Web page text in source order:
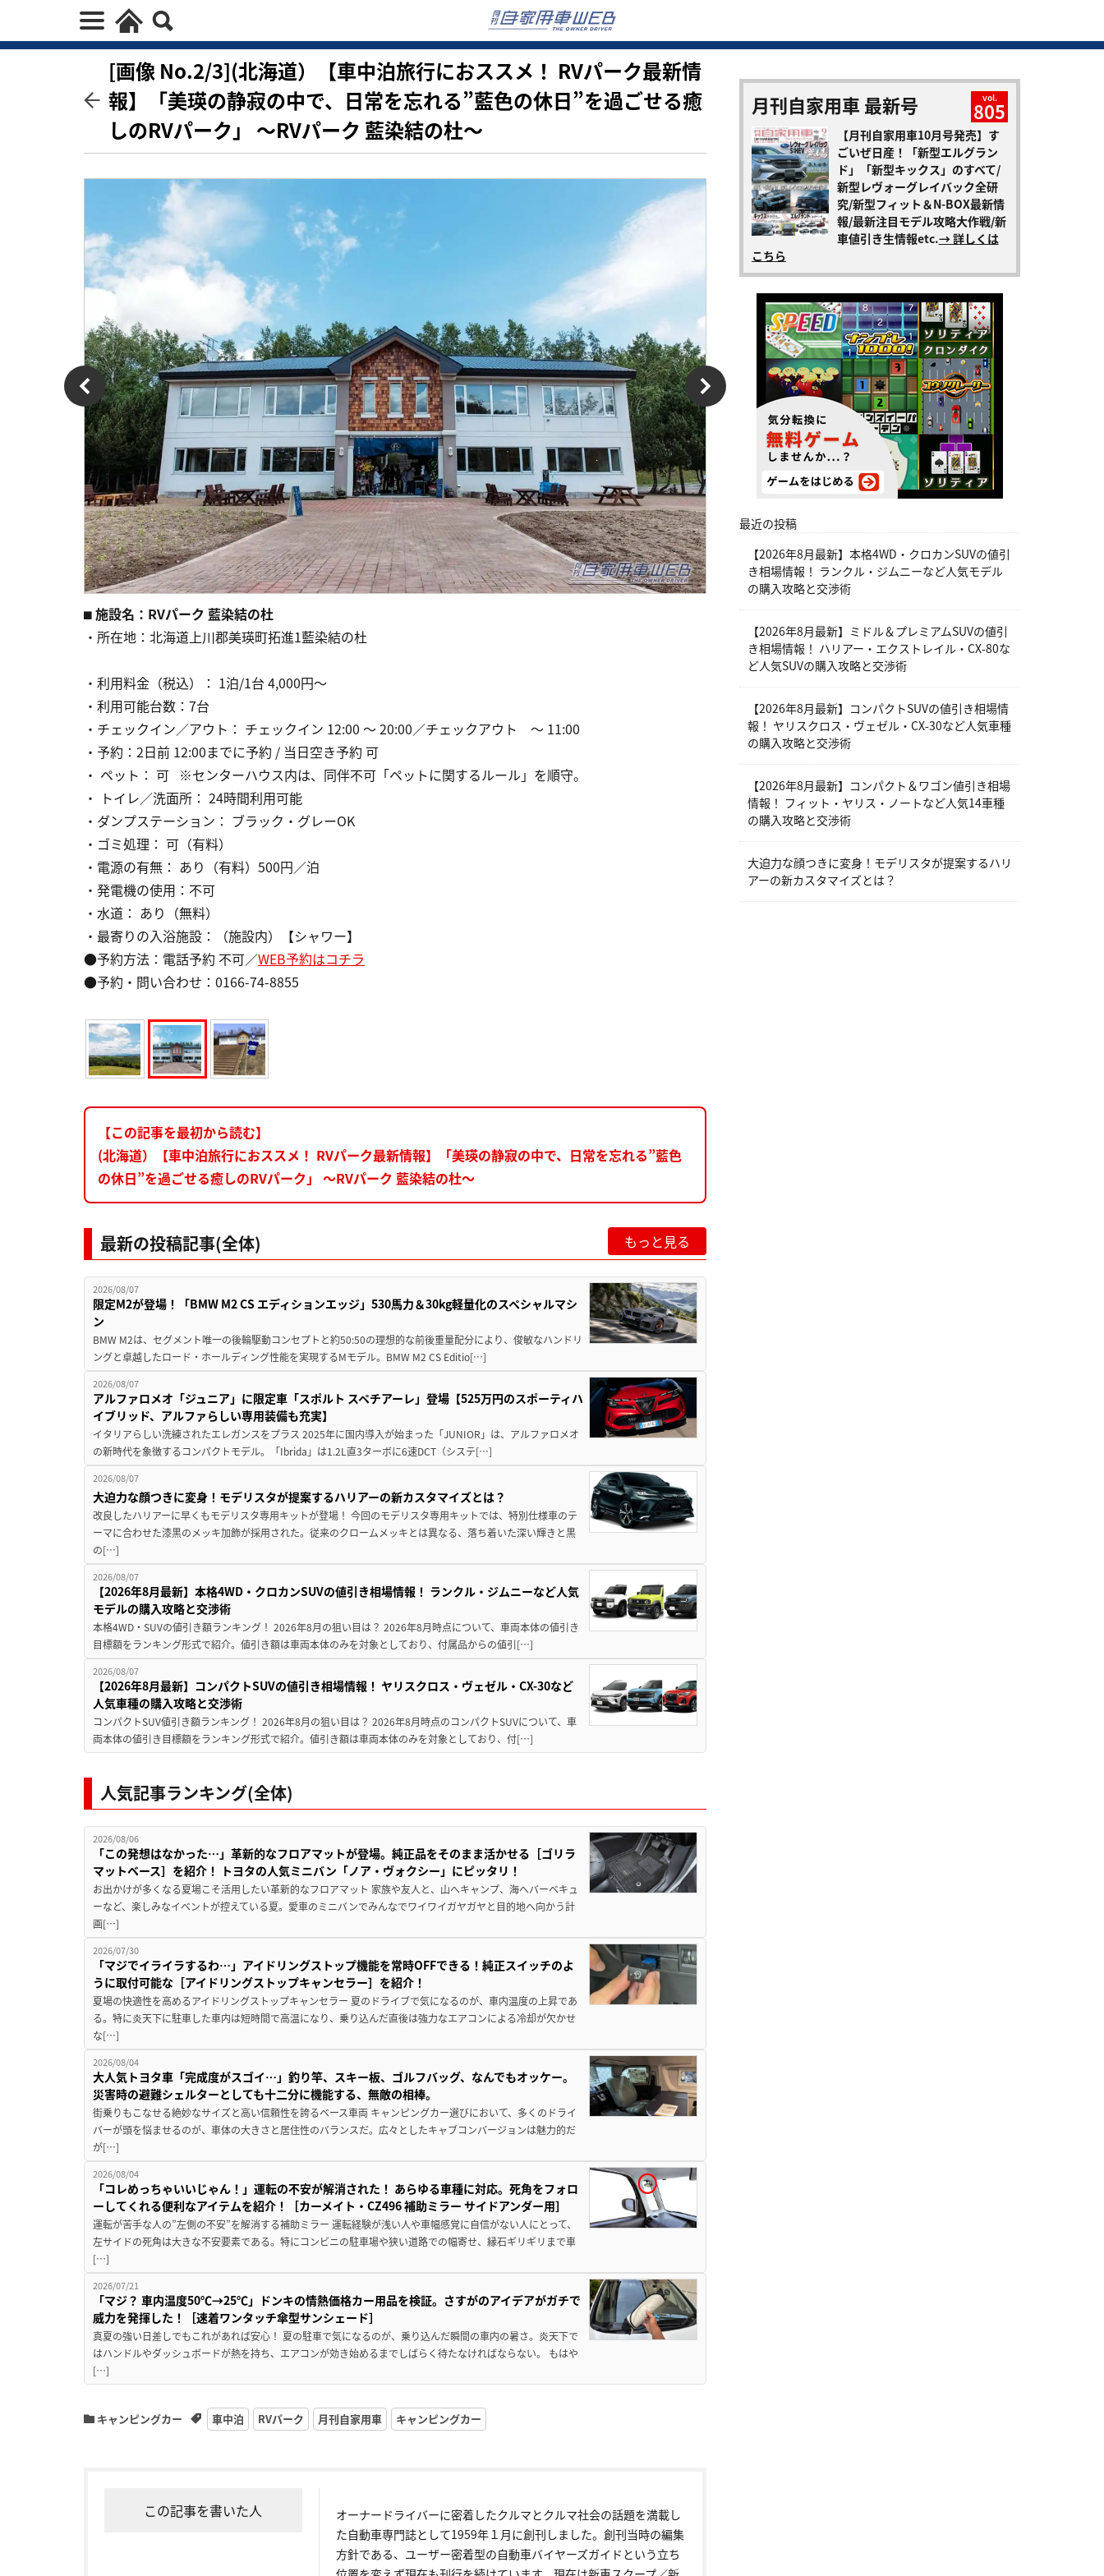
[画像 No.2/3](北海道）【車中泊旅行におススメ！ RVパーク最新情
報】「美瑛の静寂の中で、日常を忘れる”藍色の休日”を過ごせる癒
しのRVパーク」 ～RVパーク 藍染結の杜～
⬛︎施設名： RVパーク 藍染結の杜
・所在地：北海道上川郡美瑛町拓進1藍染結の杜
・利用料金（税込）： 1泊/1台 4,000円～
・利用可能台数：7台
・チェックイン／アウト： チェックイン 12:00 ～ 20:00／チェックアウト ～ 11:00
・予約：2日前 12:00までに予約 / 当日空き予約 可
・ ペット： 可 ※センターハウス内は、同伴不可「ペットに関するルール」を順守。
・ トイレ／洗面所： 24時間利用可能
・ダンプステーション： ブラック・グレーOK
・ゴミ処理： 可（有料）
・電源の有無： あり（有料）500円／泊
・発電機の使用：不可
・水道： あり（無料）
・最寄りの入浴施設：（施設内）【シャワー】
●予約方法：電話予約 不可／WEB予約はコチラ
●予約・問い合わせ：0166-74-8855
【この記事を最初から読む】
(北海道）【車中泊旅行におススメ！ RVパーク最新情報】「美瑛の静寂の中で、日常を忘れる”藍色
の休日”を過ごせる癒しのRVパーク」 ～RVパーク 藍染結の杜～
最新の投稿記事(全体) もっと見る
2026/08/07
限定M2が登場！「BMW M2 CS エディションエッジ」530馬力＆30kg軽量化のスペシャルマシ
ン
BMW M2は、セグメント唯一の後輪駆動コンセプトと約50:50の理想的な前後重量配分により、俊敏なハンドリ
ングと卓越したロード・ホールディング性能を実現するMモデル。BMW M2 CS Editio[…]
2026/08/07
アルファロメオ「ジュニア」に限定車「スポルト スペチアーレ」登場【525万円のスポーティハ
イブリッド、アルファらしい専用装備も充実】
イタリアらしい洗練されたエレガンスをプラス 2025年に国内導入が始まった「JUNIOR」は、アルファロメオ
の新時代を象徴するコンパクトモデル。「Ibrida」は1.2L直3ターボに6速DCT（システ[…]
2026/08/07
大迫力な顔つきに変身！モデリスタが提案するハリアーの新カスタマイズとは？
改良したハリアーに早くもモデリスタ専用キットが登場！ 今回のモデリスタ専用キットでは、特別仕様車のテ
ーマに合わせた漆黒のメッキ加飾が採用された。従来のクロームメッキとは異なる、落ち着いた深い輝きと黒
の[…]
2026/08/07
【2026年8月最新】本格4WD・クロカンSUVの値引き相場情報！ ランクル・ジムニーなど人気
モデルの購入攻略と交渉術
本格4WD・SUVの値引き額ランキング！ 2026年8月の狙い目は？ 2026年8月時点について、車両本体の値引き
目標額をランキング形式で紹介。値引き額は車両本体のみを対象としており、付属品からの値引[…]
2026/08/07
【2026年8月最新】コンパクトSUVの値引き相場情報！ ヤリスクロス・ヴェゼル・CX-30など
人気車種の購入攻略と交渉術
コンパクトSUV値引き額ランキング！ 2026年8月の狙い目は？ 2026年8月時点のコンパクトSUVについて、車
両本体の値引き目標額をランキング形式で紹介。値引き額は車両本体のみを対象としており、付[…]
人気記事ランキング(全体)
2026/08/06
「この発想はなかった…」革新的なフロアマットが登場。純正品をそのまま活かせる［ゴリラ
マットベース］を紹介！ トヨタの人気ミニバン「ノア・ヴォクシー」にピッタリ！
お出かけが多くなる夏場こそ活用したい革新的なフロアマット 家族や友人と、山へキャンプ、海へバーベキュ
ーなど、楽しみなイベントが控えている夏。愛車のミニバンでみんなでワイワイガヤガヤと目的地へ向かう計
画[…]
2026/07/30
「マジでイライラするわ…」アイドリングストップ機能を常時OFFできる！純正スイッチのよ
うに取付可能な［アイドリングストップキャンセラー］を紹介！
夏場の快適性を高めるアイドリングストップキャンセラー 夏のドライブで気になるのが、車内温度の上昇であ
る。特に炎天下に駐車した車内は短時間で高温になり、乗り込んだ直後は強力なエアコンによる冷却が欠かせ
な[…]
2026/08/04
大人気トヨタ車「完成度がスゴイ…」釣り竿、スキー板、ゴルフバッグ、なんでもオッケー。
災害時の避難シェルターとしても十二分に機能する、無敵の相棒。
街乗りもこなせる絶妙なサイズと高い信頼性を誇るベース車両 キャンピングカー選びにおいて、多くのドライ
バーが頭を悩ませるのが、車体の大きさと居住性のバランスだ。広々としたキャブコンバージョンは魅力的だ
が[…]
2026/08/04
「コレめっちゃいいじゃん！」運転の不安が解消された！ あらゆる車種に対応。死角をフォロ
ーしてくれる便利なアイテムを紹介！［カーメイト・CZ496 補助ミラー サイドアンダー用］
運転が苦手な人の”左側の不安”を解消する補助ミラー 運転経験が浅い人や車幅感覚に自信がない人にとって、
左サイドの死角は大きな不安要素である。特にコンビニの駐車場や狭い道路での幅寄せ、縁石ギリギリまで車
[…]
2026/07/21
「マジ？ 車内温度50℃→25℃」ドンキの情熱価格カー用品を検証。さすがのアイデアがガチで
威力を発揮した！［速着ワンタッチ傘型サンシェード］
真夏の強い日差しでもこれがあれば安心！ 夏の駐車で気になるのが、乗り込んだ瞬間の車内の暑さ。炎天下で
はハンドルやダッシュボードが熱を持ち、エアコンが効き始めるまでしばらく待たなければならない。 もはや
[…]
キャンピングカー 車中泊 RVパーク 月刊自家用車 キャンピングカー
この記事を書いた人
オーナードライバーに密着したクルマとクルマ社会の話題を満載し
た自動車専門誌として1959年１月に創刊しました。創刊当時の編集
方針である、ユーザー密着型の自動車バイヤーズガイドという立ち
月刊自家用車 最新号 vol.
805
【月刊自家用車10月号発売】す
ごいぜ日産！「新型エルグラン
ド」「新型キックス」のすべて/
新型レヴォーグレイバック全研
究/新型フィット＆N-BOX最新情
報/最新注目モデル攻略大作戦/新
車値引き生情報etc.→ 詳しくは
こちら
最近の投稿
【2026年8月最新】本格4WD・クロカンSUVの値引
き相場情報！ ランクル・ジムニーなど人気モデル
の購入攻略と交渉術
【2026年8月最新】ミドル＆プレミアムSUVの値引
き相場情報！ ハリアー・エクストレイル・CX-80な
ど人気SUVの購入攻略と交渉術
【2026年8月最新】コンパクトSUVの値引き相場情
報！ ヤリスクロス・ヴェゼル・CX-30など人気車種
の購入攻略と交渉術
【2026年8月最新】コンパクト＆ワゴン値引き相場
情報！ フィット・ヤリス・ノートなど人気14車種
の購入攻略と交渉術
大迫力な顔つきに変身！モデリスタが提案するハリ
アーの新カスタマイズとは？